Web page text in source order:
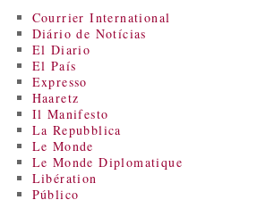
Courrier International
Diário de Notícias
El Diario
El País
Expresso
Haaretz
Il Manifesto
La Repubblica
Le Monde
Le Monde Diplomatique
Libération
Público